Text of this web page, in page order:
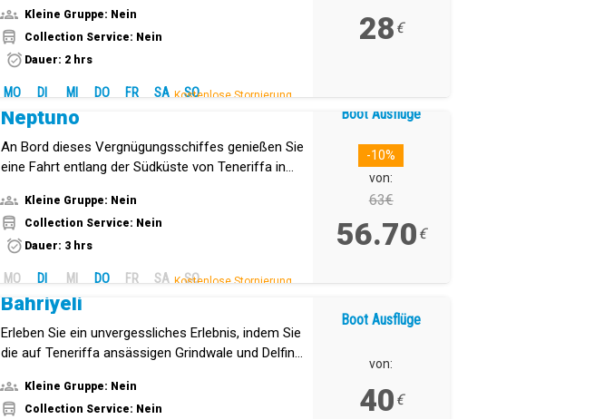
Kleine Gruppe: Nein
Collection Service: Nein
Dauer: 2 hrs
MO DI MI DO FR SA SO
Kostenlose Stornierung.
28 €
Neptuno
An Bord dieses Vergnügungsschiffes genießen Sie
eine Fahrt entlang der Südküste von Teneriffa in
Kleine Gruppe: Nein
Collection Service: Nein
Dauer: 3 hrs
MO DI MI DO FR SA SO
Kostenlose Stornierung.
Boot Ausflüge
-10%
von:
63€
56.70 €
Bahriyeli
Erleben Sie ein unvergessliches Erlebnis, indem Sie
die auf Teneriffa ansässigen Grindwale und Delfine
Kleine Gruppe: Nein
Collection Service: Nein
Boot Ausflüge
von:
40 €